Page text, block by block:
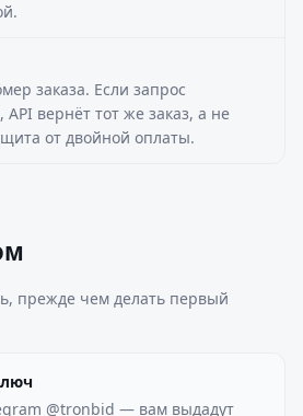
заказа. Если запрос
вернёт тот же заказ, а не
от двойной оплаты.
прежде чем делать первый
@tronbid — вам выдадут